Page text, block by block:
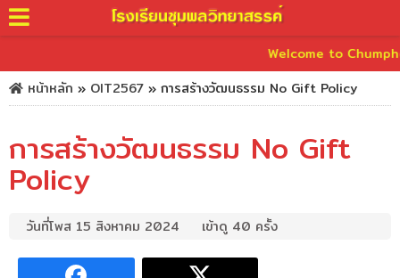
Welcome to
หน้าหลัก » OIT2567 » การสร้างวัฒนธรรม No Gift Policy
การสร้างวัฒนธรรม No Gift
Policy
วันที่โพส 15 สิงหาคม 2024 เข้าดู 40 ครั้ง